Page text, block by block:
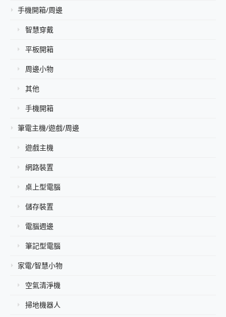
手機開箱/周邊
智慧穿戴
平板開箱
周邊小物
其他
手機開箱
筆電主機/遊戲/周邊
遊戲主機
網路裝置
桌上型電腦
儲存裝置
電腦週邊
筆記型電腦
家電/智慧小物
空氣清淨機
掃地機器人